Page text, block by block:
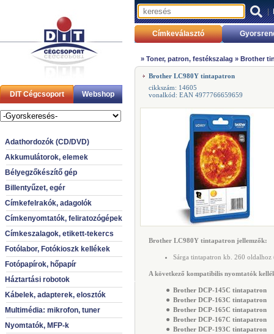
DIT Cégcsoport Webshop
Adathordozók (CD/DVD)
Akkumulátorok, elemek
Bélyegzőkészítő gép
Billentyűzet, egér
Címkefelrakók, adagolók
Címkenyomtatók, feliratozógépek
Címkeszalagok, etikett-tekercs
Fotólabor, Fotókioszk kellékek
Fotópapírok, hőpapír
Háztartási robotok
Kábelek, adapterek, elosztók
Multimédia: mikrofon, tuner
Nyomtatók, MFP-k
|
Címkeválasztó
» Toner, patron, festékszalag » Brother
Brother LC980Y tintapatron
cikkszám: 14605
vonalkód: EAN 4977766659659
Brother LC980Y tintapatron jellemzők:
Sárga tintapatron kb. 260
A következő kompatibilis nyomtatók
● Brother DCP-145C tintapatron
● Brother DCP-163C tintapatron
● Brother DCP-165C tintapatron
● Brother DCP-167C tintapatron
● Brother DCP-193C tintapatron